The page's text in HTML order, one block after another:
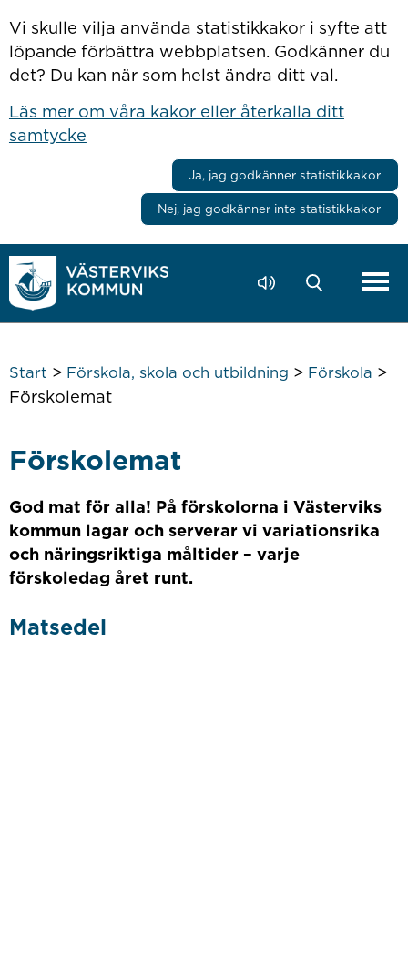
Vi skulle vilja använda statistikkakor i syfte att
löpande förbättra webbplatsen. Godkänner du
det? Du kan när som helst ändra ditt val.
Läs mer om våra kakor eller återkalla ditt
samtycke
Ja, jag godkänner statistikkakor
Nej, jag godkänner inte statistikkakor
Start > Förskola, skola och utbildning > Förskola >
Förskolemat
Förskolemat
God mat för alla! På förskolorna i Västerviks
kommun lagar och serverar vi variationsrika
och näringsriktiga måltider – varje
förskoledag året runt.
Matsedel